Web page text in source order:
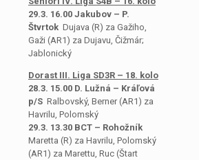
29.3. 16.00 Jakubov – P.
Štvrtok Dujava (R) za Gažiho,
Gaži (AR1) za Dujavu, Čižmár;
Jablonický
Dorast III. Liga SD3R – 18. kolo
28.3. 15.00 D. Lužná – Kráľová
p/S Ralbovský, Berner (AR1) za
Havrilu, Polomský
29.3. 13.30 BCT – Rohožník
Maretta (R) za Havrilu, Polomský
(AR1) za Marettu, Ruc (Štart